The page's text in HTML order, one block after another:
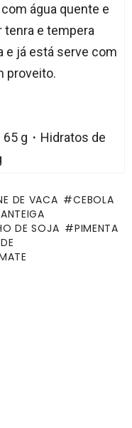
água quente e
tenra e tempera
e já está serve com
proveito.
65 g・Hidratos de
DE VACA
CEBOLA
DE SOJA
PIMENTA